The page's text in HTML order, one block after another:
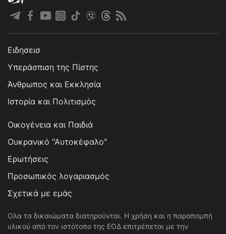
Ειδησεισ
Υπεράσπιση της Πίστης
Άνθρωπος και Εκκλησία
Ιστορία και Πολιτισμός
Οικογένεια και Παιδιά
Ουκρανικό "Αυτοκέφαλο"
Ερωτήσεις
Προσωπικός λογαριασμός
Σχετικά με εμάς
Ολα τα δικαιώματα διατηρούνται. Η χρήση και η παραπομπή
υλικού από τον ιστότοπο της ΕΟΔ επιτρέπεται με την